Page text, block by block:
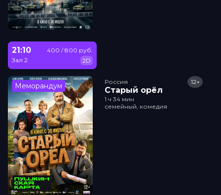
21:10
Зал 2
400 / 800 руб.
2D
Меморандум Россия
Старый орёл
12+
1 ч 34 мин
семейный, комедия